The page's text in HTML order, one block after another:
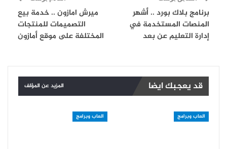
برنامج بلاك بورد .. أشهر
المنصات المستخدمة في
إدارة التعليم عن بعد
ميرش امازون .. خدمة بيع
التصميمات للمنتجات
المختلفة على موقع أمازون
قد يعجبك ايضا المزيد عن المؤلف
العاب وبرامج العاب وبرامج